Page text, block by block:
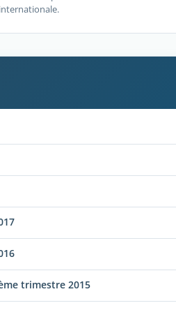
internationale.
trimestre 2015